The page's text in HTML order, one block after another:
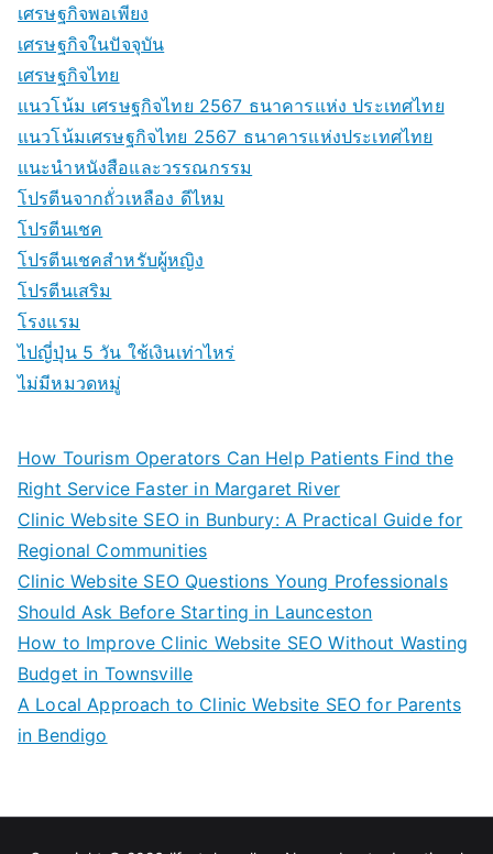
เศรษฐกิจพอเพียง
เศรษฐกิจในปัจจุบัน
เศรษฐกิจไทย
แนวโน้ม เศรษฐกิจไทย 2567 ธนาคารแห่ง ประเทศไทย
แนวโน้มเศรษฐกิจไทย 2567 ธนาคารแห่งประเทศไทย
แนะนำหนังสือและวรรณกรรม
โปรตีนจากถั่วเหลือง ดีไหม
โปรตีนเชค
โปรตีนเชคสำหรับผู้หญิง
โปรตีนเสริม
โรงแรม
ไปญี่ปุ่น 5 วัน ใช้เงินเท่าไหร่
ไม่มีหมวดหมู่
How Tourism Operators Can Help Patients Find the
Right Service Faster in Margaret River
Clinic Website SEO in Bunbury: A Practical Guide for
Regional Communities
Clinic Website SEO Questions Young Professionals
Should Ask Before Starting in Launceston
How to Improve Clinic Website SEO Without Wasting
Budget in Townsville
A Local Approach to Clinic Website SEO for Parents
in Bendigo